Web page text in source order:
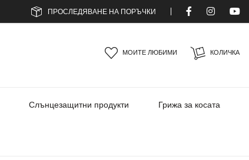
ПРОСЛЕДЯВАНЕ НА ПОРЪЧКИ
КОЛИЧКА
МОИТЕ ЛЮБИМИ
Слънцезащитни продукти Грижа за косата